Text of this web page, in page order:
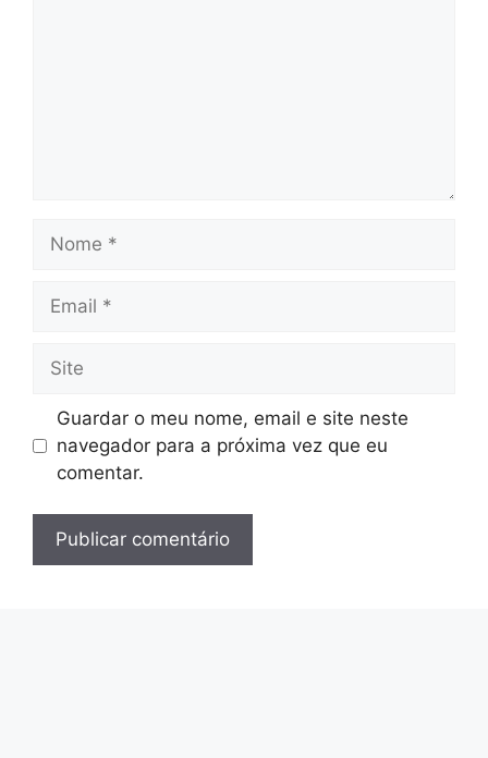
Guardar o meu nome, email e site neste
navegador para a próxima vez que eu
comentar.